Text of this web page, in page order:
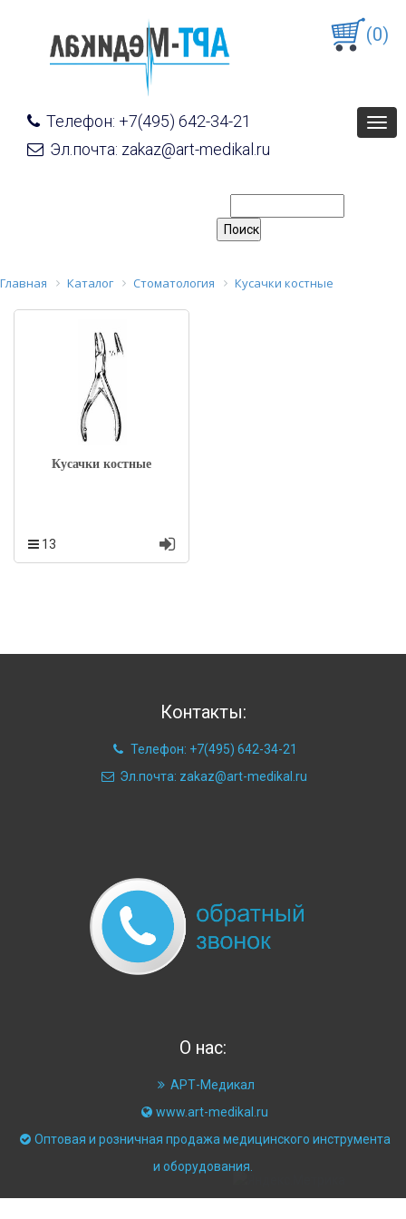
Телефон: +7(495) 642-34-21
Эл.почта: zakaz@art-medikal.ru
(0)
Главная Каталог Стоматология Кусачки костные
Кусачки костные
13
Контакты:
Телефон: +7(495) 642-34-21
Эл.почта: zakaz@art-medikal.ru
О нас:
АРТ-Медикал
www.art-medikal.ru
Оптовая и розничная продажа медицинского инструмента
и оборудования.